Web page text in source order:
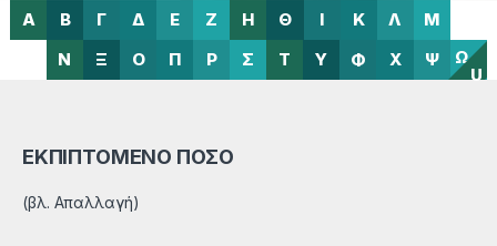
Α Β Γ Δ Ε Ζ Η Θ Ι Κ Λ
Μ
Ν
Ξ Ο Π Ρ Σ Τ Υ Φ Χ Ψ
Ω
U
ΕΚΠΙΠΤΟΜΕΝΟ ΠΟΣΟ
(βλ. Απαλλαγή)